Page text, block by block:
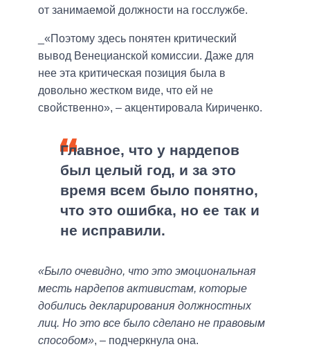
от занимаемой должности на госслужбе.
_«Поэтому здесь понятен критический
вывод Венецианской комиссии. Даже для
нее эта критическая позиция была в
довольно жестком виде, что ей не
свойственно», – акцентировала Кириченко.
Главное, что у нардепов
был целый год, и за это
время всем было понятно,
что это ошибка, но ее так и
не исправили.
«Было очевидно, что это эмоциональная
месть нардепов активистам, которые
добились декларирования должностных
лиц. Но это все было сделано не правовым
способом», – подчеркнула она.